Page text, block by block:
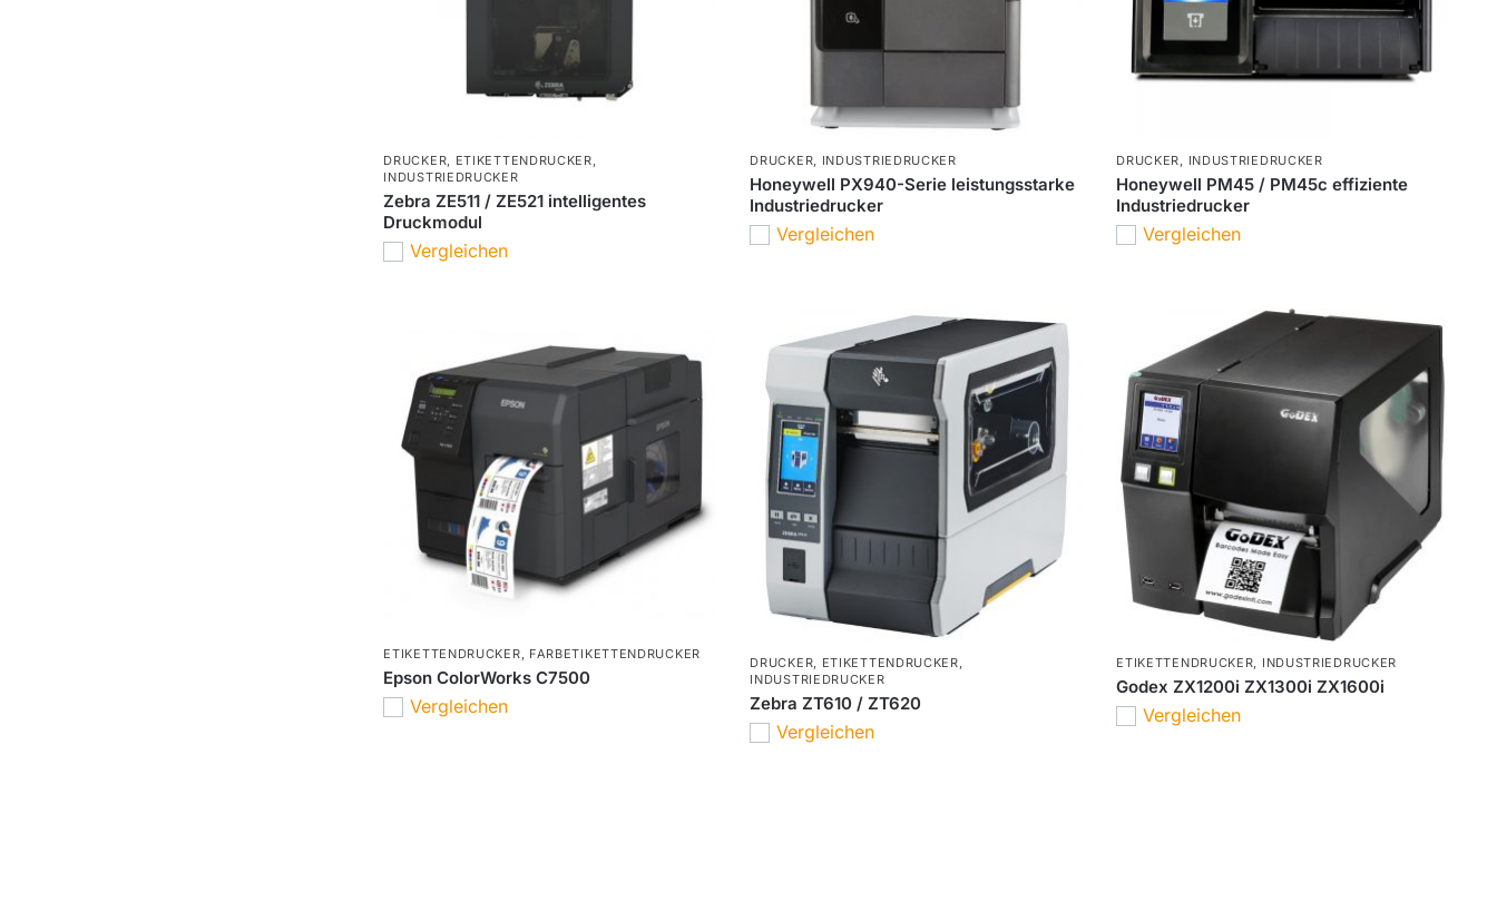
DRUCKER, ETIKETTENDRUCKER,
INDUSTRIEDRUCKER
Zebra ZE511 / ZE521 intelligentes
Druckmodul
Vergleichen
DRUCKER, INDUSTRIEDRUCKER
Honeywell PX940-Serie leistungsstarke
Industriedrucker
Vergleichen
DRUCKER, INDUSTRIEDRUCKER
Honeywell PM45 / PM45c effiziente
Industriedrucker
Vergleichen
ETIKETTENDRUCKER, FARBETIKETTENDRUCKER
Epson ColorWorks C7500
Vergleichen
DRUCKER, ETIKETTENDRUCKER,
INDUSTRIEDRUCKER
Zebra ZT610 / ZT620
Vergleichen
ETIKETTENDRUCKER, INDUSTRIEDRUCKER
Godex ZX1200i ZX1300i ZX1600i
Vergleichen